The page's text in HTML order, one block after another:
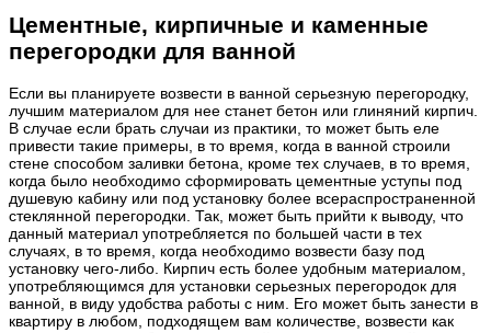
Цементные, кирпичные и каменные
перегородки для ванной
Если вы планируете возвести в ванной серьезную перегородку,
лучшим материалом для нее станет бетон или глиняний кирпич.
В случае если брать случаи из практики, то может быть еле
привести такие примеры, в то время, когда в ванной строили
стене способом заливки бетона, кроме тех случаев, в то время,
когда было необходимо сформировать цементные уступы под
душевую кабину или под установку более всераспространенной
стеклянной перегородки. Так, может быть прийти к выводу, что
данный материал употребляется по большей части в тех
случаях, в то время, когда необходимо возвести базу под
установку чего-либо. Кирпич есть более удобным материалом,
употребляющимся для установки серьезных перегородок для
ванной, в виду удобства работы с ним. Его может быть занести в
квартиру в любом, подходящем вам количестве, возвести как